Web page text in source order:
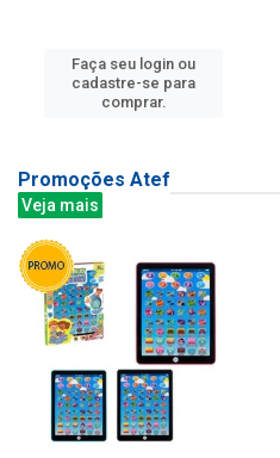
Faça seu login ou
cadastre-se para
comprar.
Promoções Atef
Veja mais